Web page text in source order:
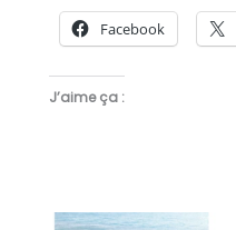
Facebook
J’aime ça :